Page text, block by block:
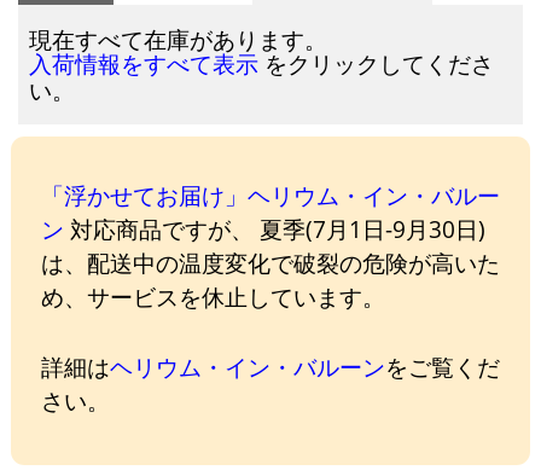
現在すべて在庫があります。
入荷情報をすべて表示 をクリックしてくださ
い。
「浮かせてお届け」ヘリウム・イン・バルー
ン 対応商品ですが、 夏季(7月1日-9月30日)
は、配送中の温度変化で破裂の危険が高いた
め、サービスを休止しています。
詳細はヘリウム・イン・バルーンをご覧くだ
さい。